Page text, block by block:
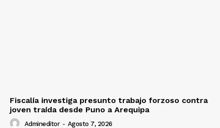
Fiscalía investiga presunto trabajo forzoso contra
joven traída desde Puno a Arequipa
Admineditor - Agosto 7, 2026